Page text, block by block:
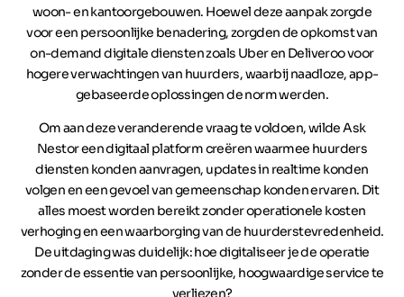
woon- en kantoorgebouwen. Hoewel deze aanpak zorgde
voor een persoonlijke benadering, zorgden de opkomst van
on-demand digitale diensten zoals Uber en Deliveroo voor
hogere verwachtingen van huurders, waarbij naadloze, app-
gebaseerde oplossingen de norm werden.
Om aan deze veranderende vraag te voldoen, wilde Ask
Nestor een digitaal platform creëren waarmee huurders
diensten konden aanvragen, updates in realtime konden
volgen en een gevoel van gemeenschap konden ervaren. Dit
alles moest worden bereikt zonder operationele kosten
verhoging en een waarborging van de huurderstevredenheid.
De uitdaging was duidelijk: hoe digitaliseer je de operatie
zonder de essentie van persoonlijke, hoogwaardige service te
verliezen?